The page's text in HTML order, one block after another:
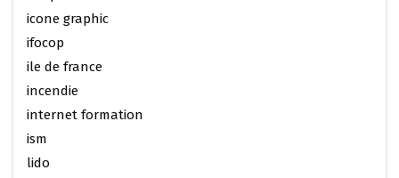
icone graphic
ifocop
ile de france
incendie
internet formation
ism
lido